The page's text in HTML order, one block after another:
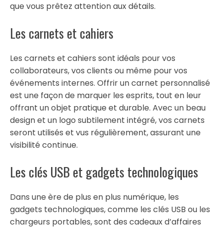
que vous prêtez attention aux détails.
Les carnets et cahiers
Les carnets et cahiers sont idéals pour vos
collaborateurs, vos clients ou même pour vos
événements internes. Offrir un carnet personnalisé
est une façon de marquer les esprits, tout en leur
offrant un objet pratique et durable. Avec un beau
design et un logo subtilement intégré, vos carnets
seront utilisés et vus régulièrement, assurant une
visibilité continue.
Les clés USB et gadgets technologiques
Dans une ère de plus en plus numérique, les
gadgets technologiques, comme les clés USB ou les
chargeurs portables, sont des cadeaux d’affaires